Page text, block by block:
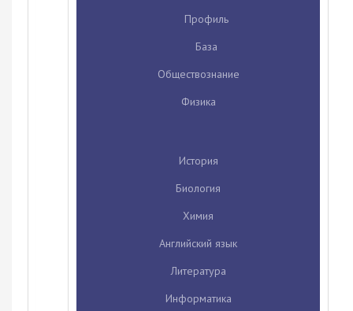
Профиль
База
Обществознание
Физика
История
Биология
Химия
Английский язык
Литература
Информатика